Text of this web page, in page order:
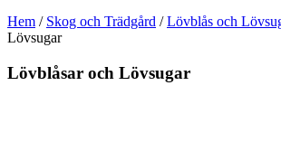
Hem / Skog och Trädgård /Lövblås och
Lövsugar
Lövblåsar och Lövsugar